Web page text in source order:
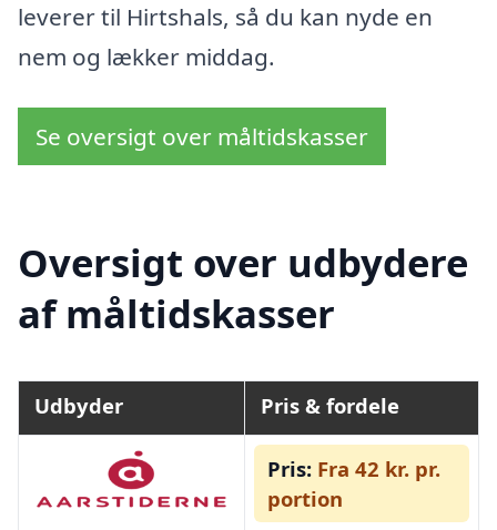
leverer til Hirtshals, så du kan nyde en
nem og lækker middag.
Se oversigt over måltidskasser
Oversigt over udbydere
af måltidskasser
Udbyder Pris & fordele
Pris: Fra 42 kr. pr.
portion